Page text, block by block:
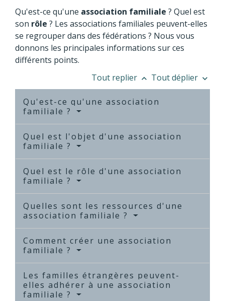
Qu'est-ce qu'une association familiale ? Quel est
son rôle ? Les associations familiales peuvent-elles
se regrouper dans des fédérations ? Nous vous
donnons les principales informations sur ces
différents points.
Tout replier keyboard_arrow_up Tout déplier keyboard_arrow_down
Qu'est-ce qu'une association
familiale ?
Quel est l'objet d'une association
familiale ?
Quel est le rôle d'une association
familiale ?
Quelles sont les ressources d'une
association familiale ?
Comment créer une association
familiale ?
Les familles étrangères peuvent-
elles adhérer à une association
familiale ?